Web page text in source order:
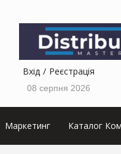
Вхід Реєстрація
08 серпня 2026
Маркетинг Каталог